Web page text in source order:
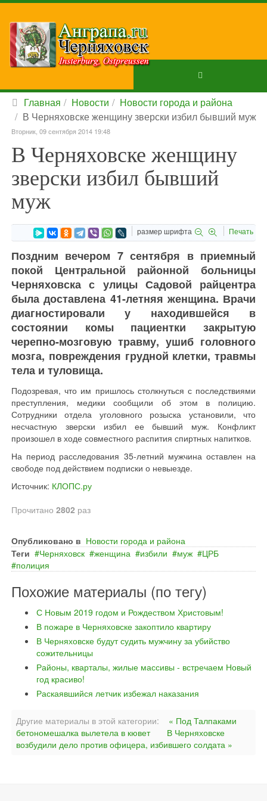
Главная Новости
Новости города и района
В Черняховске женщину зверски избил бывший муж
Вторник, 09 сентября 2014 19:48
В Черняховске женщину
зверски избил бывший
муж
размер шрифта Печать
Поздним вечером 7 сентября в приемный
покой Центральной районной больницы
Черняховска с улицы Садовой райцентра
была доставлена 41-летняя женщина. Врачи
диагностировали у находившейся в
состоянии комы пациентки закрытую
черепно-мозговую травму, ушиб головного
мозга, повреждения грудной клетки, травмы
тела и туловища.
Подозревая, что им пришлось столкнуться с последствиями
преступления, медики сообщили об этом в полицию.
Сотрудники отдела уголовного розыска установили, что
несчастную зверски избил ее бывший муж. Конфликт
произошел в ходе совместного распития спиртных напитков.
На период расследования 35-летний мужчина оставлен на
свободе под действием подписки о невыезде.
Источник: КЛОПС.ру
Прочитано 2802 раз
Опубликовано в Новости города и района
Теги
Черняховск женщина избили муж
ЦРБ
полиция
Похожие материалы (по тегу)
С Новым 2019 годом и Рождеством Христовым!
В пожаре в Черняховске закоптило квартиру
В Черняховске будут судить мужчину за убийство
сожительницы
Районы, кварталы, жилые массивы - встречаем Новый
год красиво!
Раскаявшийся летчик избежал наказания
Другие материалы в этой категории:
« Под Талпаками
бетономешалка вылетела в кювет
В Черняховске
возбудили дело против офицера, избившего солдата »